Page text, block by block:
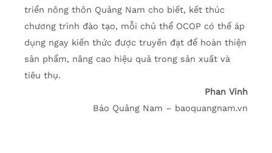
triển nông thôn Quảng Nam cho biết, kết thúc
chương trình đào tạo, mỗi chủ thể OCOP có thể áp
dụng ngay kiến thức được truyền đạt để hoàn thiện
sản phẩm, nâng cao hiệu quả trong sản xuất và
tiêu thụ.
Phan Vinh
Báo Quảng Nam – baoquangnam.vn